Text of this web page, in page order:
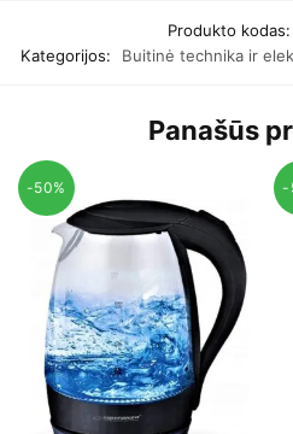
Produkto kodas:
Kategorijos:
Buitinė technika ir
Panašūs
-50% -